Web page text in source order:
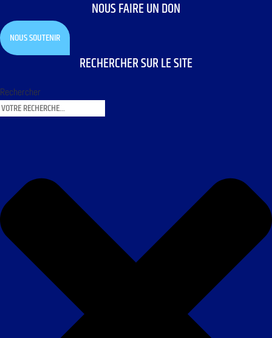
NOUS FAIRE UN DON
NOUS SOUTENIR
RECHERCHER SUR LE SITE
Rechercher